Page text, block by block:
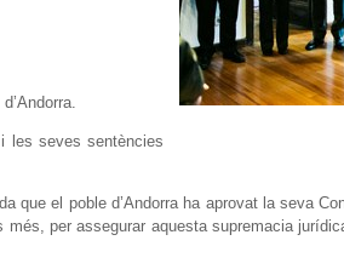
les seves sentències
el poble d’Andorra ha aprovat la seva
per assegurar aquesta supremacia